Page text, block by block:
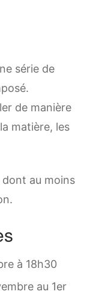
série de
de manière
matière, les
au moins
à 18h30
au 1er